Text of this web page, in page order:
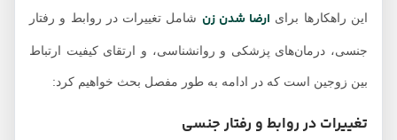
این راهکارها برایارضا شدن زنشامل تغییرات در روابط و رفتار
جنسی، درمان‌های پزشکی و روانشناسی، و ارتقای کیفیت ارتباط
بین زوجین است که در ادامه به طور مفصل بحث خواهیم کرد:
تغییرات در روابط و رفتار جنسی